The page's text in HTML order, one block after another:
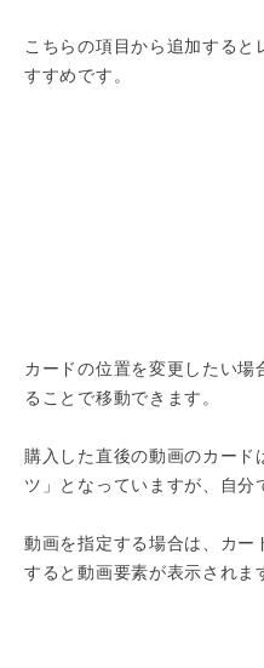
こちらの項目から追加する
すすめです。
カードの位置を変更したい
ることで移動できます。
購入した直後の動画のカー
ツ」となっていますが、自分
動画を指定する場合は、カ
すると動画要素が表示されま